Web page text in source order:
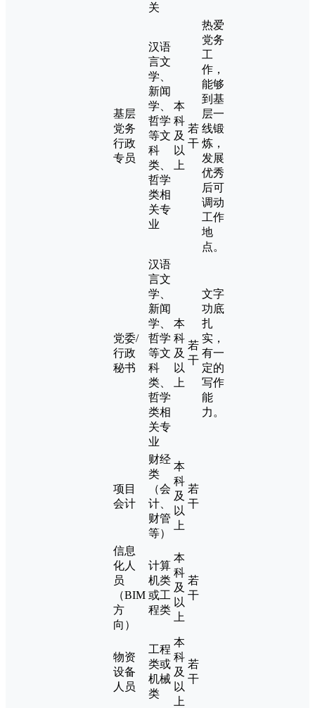
关
基层
党务
行政
专员
汉语
言文
学、
新闻
学、
哲学
等文
科
类、
哲学
类相
关专
业
本
科
及
以
上
若
干
热爱
党务
工
作，
能够
到基
层一
线锻
炼，
发展
优秀
后可
调动
工作
地
点。
党委/
行政
秘书
汉语
言文
学、
新闻
学、
哲学
等文
科
类、
哲学
类相
关专
业
本
科
及
以
上
若
干
文字
功底
扎
实，
有一
定的
写作
能
力。
项目
会计
财经
类
（会
计、
财管
等）
本
科
及
以
上
若
干
信息
化人
员
（BIM
方
向）
计算
机类
或工
程类
本
科
及
以
上
若
干
物资
设备
人员
工程
类或
机械
类
本
科
及
以
上
若
干